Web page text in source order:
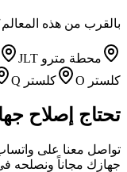
بالقرب من هذه
محطة مترو JLT
كلستر O
كلستر Q
تحتاج إصلاح
تواصل معنا على
جهازك مجاناً ونصلحه